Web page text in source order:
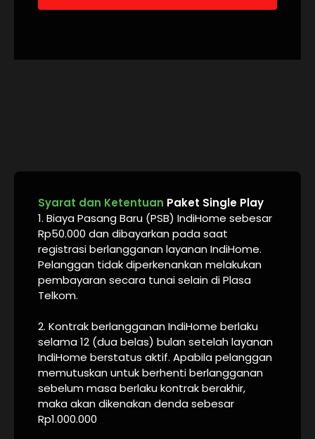
Syarat dan Ketentuan Paket Single Play
1. Biaya Pasang Baru (PSB) IndiHome sebesar
Rp50.000 dan dibayarkan pada saat
registrasi berlangganan layanan IndiHome.
Pelanggan tidak diperkenankan melakukan
pembayaran secara tunai selain di Plasa
Telkom.
2. Kontrak berlangganan IndiHome berlaku
selama 12 (dua belas) bulan setelah layanan
IndiHome berstatus aktif. Apabila pelanggan
memutuskan untuk berhenti berlangganan
sebelum masa berlaku kontrak berakhir,
maka akan dikenakan denda sebesar
Rp1.000.000